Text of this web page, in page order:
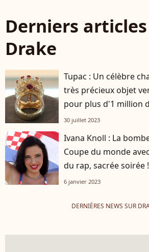
Derniers
Drake
Tupac : Un célèbre
très précieux objet
pour plus d'1 million
30 juillet 2023
Ivana Knoll : La
Coupe du monde
du rap, sacrée soirée !
6 janvier 2023
DERNIÈRES NEWS SUR